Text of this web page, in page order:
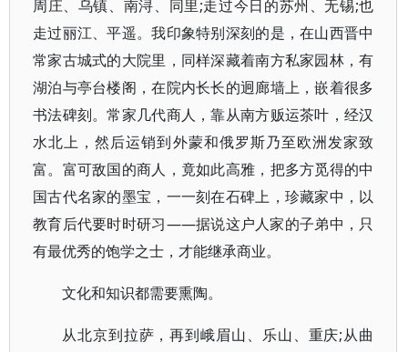
周庄、乌镇、南浔、同里;走过今日的苏州、无锡;也
走过丽江、平遥。我印象特别深刻的是，在山西晋中
常家古城式的大院里，同样深藏着南方私家园林，有
湖泊与亭台楼阁，在院内长长的迥廊墙上，嵌着很多
书法碑刻。常家几代商人，靠从南方贩运茶叶，经汉
水北上，然后运销到外蒙和俄罗斯乃至欧洲发家致
富。富可敌国的商人，竟如此高雅，把多方觅得的中
国古代名家的墨宝，一一刻在石碑上，珍藏家中，以
教育后代要时时研习——据说这户人家的子弟中，只
有最优秀的饱学之士，才能继承商业。
文化和知识都需要熏陶。
从北京到拉萨，再到峨眉山、乐山、重庆;从曲